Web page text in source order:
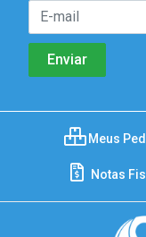
Meus
Notas